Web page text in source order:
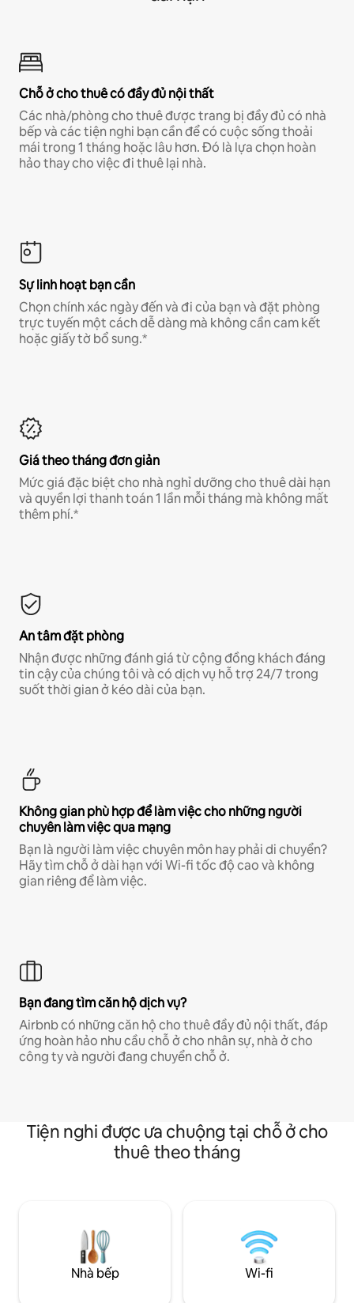
Chỗ ở cho thuê có đầy đủ nội thất
Các nhà/phòng cho thuê được trang bị đầy đủ có nhà
bếp và các tiện nghi bạn cần để có cuộc sống thoải
mái trong 1 tháng hoặc lâu hơn. Đó là lựa chọn hoàn
hảo thay cho việc đi thuê lại nhà.
Sự linh hoạt bạn cần
Chọn chính xác ngày đến và đi của bạn và đặt phòng
trực tuyến một cách dễ dàng mà không cần cam kết
hoặc giấy tờ bổ sung.*
Giá theo tháng đơn giản
Mức giá đặc biệt cho nhà nghỉ dưỡng cho thuê dài hạn
và quyền lợi thanh toán 1 lần mỗi tháng mà không mất
thêm phí.*
An tâm đặt phòng
Nhận được những đánh giá từ cộng đồng khách đáng
tin cậy của chúng tôi và có dịch vụ hỗ trợ 24/7 trong
suốt thời gian ở kéo dài của bạn.
Không gian phù hợp để làm việc cho những người
chuyên làm việc qua mạng
Bạn là người làm việc chuyên môn hay phải di chuyển?
Hãy tìm chỗ ở dài hạn với Wi-fi tốc độ cao và không
gian riêng để làm việc.
Bạn đang tìm căn hộ dịch vụ?
Airbnb có những căn hộ cho thuê đầy đủ nội thất, đáp
ứng hoàn hảo nhu cầu chỗ ở cho nhân sự, nhà ở cho
công ty và người đang chuyển chỗ ở.
Tiện nghi được ưa chuộng tại chỗ ở cho
thuê theo tháng
Nhà bếp Wi-fi